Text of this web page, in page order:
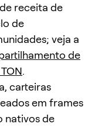
receita de
de
veja a
de
.
carteiras
em frames
nativos de